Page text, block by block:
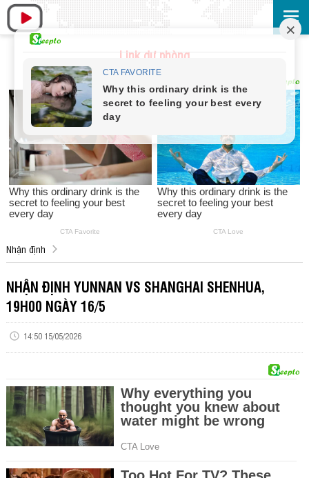
Link dự phòng
Nhận định
NHẬN ĐỊNH YUNNAN VS SHANGHAI SHENHUA,
19H00 NGÀY 16/5
14:50 15/05/2026